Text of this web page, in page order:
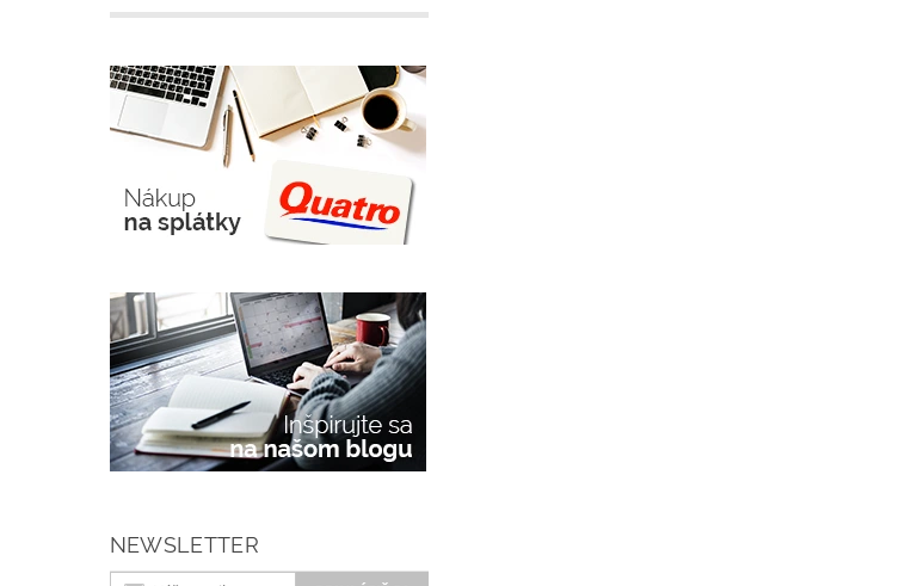
NEWSLETTER